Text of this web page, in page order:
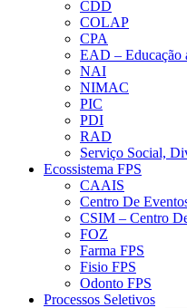
CDD
COLAP
CPA
EAD – Educação
NAI
NIMAC
PIC
PDI
RAD
Serviço Social,
Ecossistema FPS
CAAIS
Centro De
CSIM – Centro
FOZ
Farma FPS
Fisio FPS
Odonto FPS
Processos Seletivos